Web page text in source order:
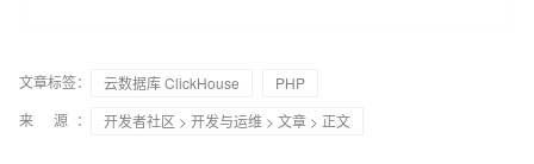
文章标签： 云数据库 ClickHouse
PHP
来 源：
开发者社区 > 开发与运维 > 文章 > 正文